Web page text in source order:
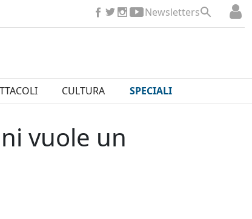
Newsletters
CULTURA SPECIALI
vuole un